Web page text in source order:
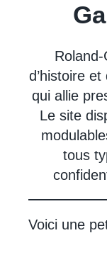
d’histoire
qui allie
Le site
tous
Voici une